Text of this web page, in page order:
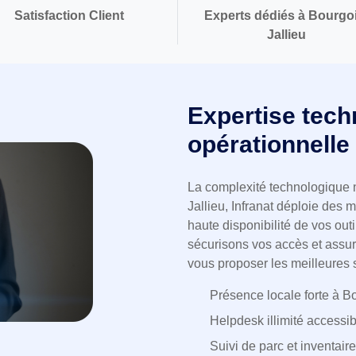
Satisfaction Client
Experts dédiés à
Jallieu
Expertise
opérationnelle
La complexité technologique
Jallieu, Infranat déploie des
haute disponibilité de vos
sécurisons vos accès et
vous proposer les meilleures
Présence locale forte à
Helpdesk illimité
Suivi de parc et